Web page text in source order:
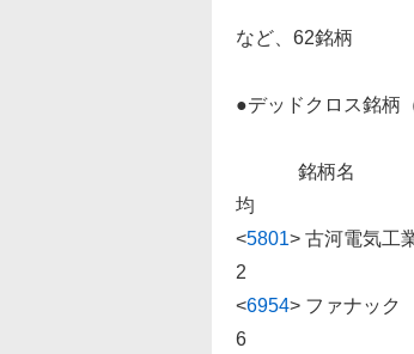
など、62銘柄
●デッドクロス銘柄
銘柄名 株
均
<5801> 古河電
2
<6954> ファ
6